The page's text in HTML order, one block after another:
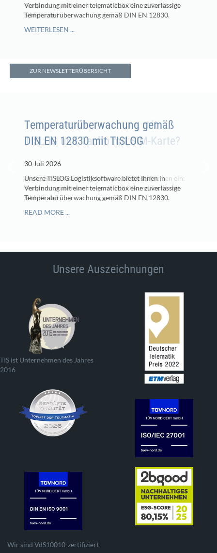
Temperaturüberwachung mit TISLOG und Tacho mit
SIM-Karte?
WEITERLESEN ...
Verbindung mit einer telematicbox eine zuverlässige
Temperaturüberwachung gemäß DIN EN 12830.
WEITERLESEN ...
ZUR NEWSLETTERÜBERSICHT
Temperaturüberwachung mit
TISLOG und Tacho mit SIM-Karte?
30 Juli 2026
In diesem Newsletter gehen wir auf diese Themen ein:
Temperaturüberwachung mit TISLOG und Tacho mit
SIM-Karte?
READ MORE ...
Temperaturüberwachung gemäß
DIN EN 12830 mit TISLOG
30 Juli 2026
Unsere TISLOG Logistiksoftware bietet Ihnen in
Verbindung mit einer telematicbox eine zuverlässige
Temperaturüberwachung gemäß DIN EN 12830.
READ MORE ...
Unsere Auszeichnungen
TIS ist Unternehmen des Jahres
2016
Wir sind VdS10010-zertifiziert